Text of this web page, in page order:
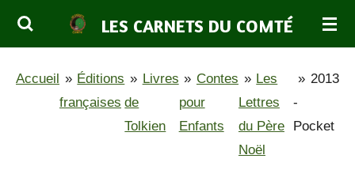
Passer
principal
LES CARNETS DU COMTÉ
Accueil » Éditions
françaises
» Livres
de
Tolkien
» Contes
pour
Enfants
» Les
Lettres
du Père
Noël
» 2013
-
Pocket